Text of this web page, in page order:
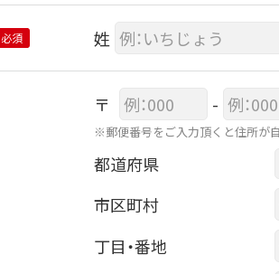
必須 姓
〒 -
※郵便番号をご入力頂くと住所が
都道府県
市区町村
丁目・番地